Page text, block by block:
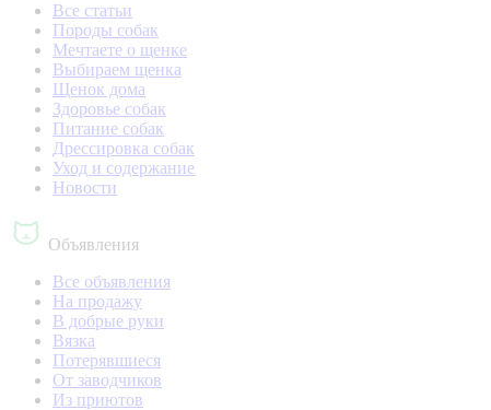
Все статьи
Породы собак
Мечтаете о щенке
Выбираем щенка
Щенок дома
Здоровье собак
Питание собак
Дрессировка собак
Уход и содержание
Новости
Объявления
Все объявления
На продажу
В добрые руки
Вязка
Потерявшиеся
От заводчиков
Из приютов